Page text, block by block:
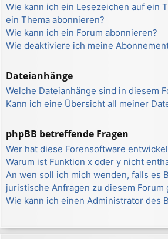
Wie kann ich ein Lesezeichen auf ein
ein Thema abonnieren?
Wie kann ich ein Forum abonnieren?
Wie deaktiviere ich meine
Dateianhänge
Welche Dateianhänge sind in diesem
Kann ich eine Übersicht all meiner
phpBB betreffende Fragen
Wer hat diese Forensoftware
Warum ist Funktion x oder y nicht
An wen soll ich mich wenden, falls es
juristische Anfragen zu diesem Forum
Wie kann ich einen Administrator des